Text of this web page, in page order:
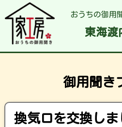
おうちの御用
東海渡
御用聞き
換気口を交換しま